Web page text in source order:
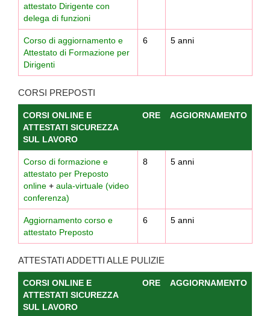
attestato Dirigente con
delega di funzioni
Corso di aggiornamento e
Attestato di Formazione per
Dirigenti
6 5 anni
CORSI PREPOSTI
CORSI ONLINE E
ATTESTATI SICUREZZA
SUL LAVORO
ORE AGGIORNAMENTO
Corso di formazione e
attestato per Preposto
online + aula-virtuale (video
conferenza)
8 5 anni
Aggiornamento corso e
attestato Preposto
6 5 anni
ATTESTATI ADDETTI ALLE PULIZIE
CORSI ONLINE E
ATTESTATI SICUREZZA
SUL LAVORO
ORE AGGIORNAMENTO